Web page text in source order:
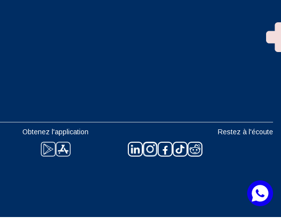
Obtenez l'application Restez à l'écoute